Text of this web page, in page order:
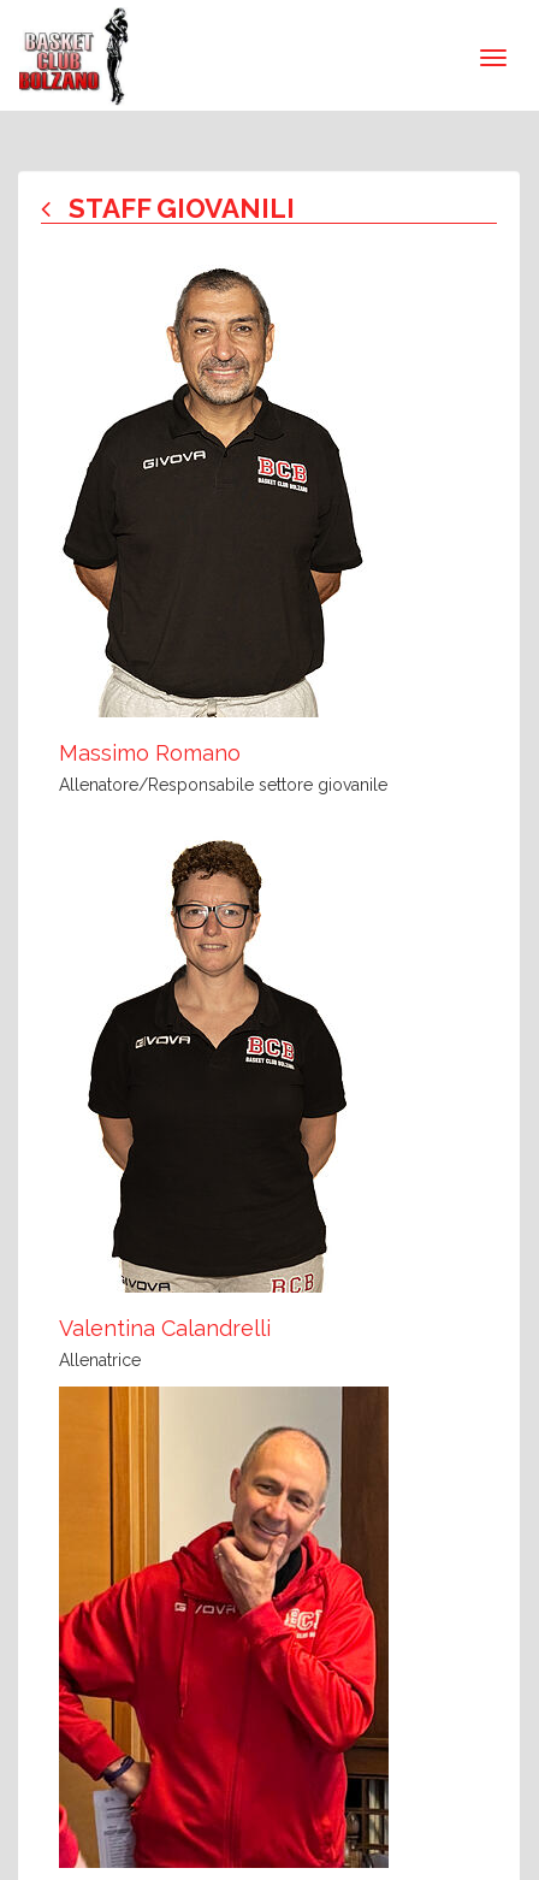
STAFF GIOVANILI
Massimo Romano
Allenatore/Responsabile settore giovanile
Valentina Calandrelli
Allenatrice